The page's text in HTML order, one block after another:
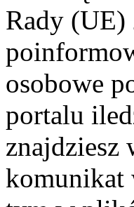
Rady (UE)
osobowe
portalu
znajdziesz
komunikat